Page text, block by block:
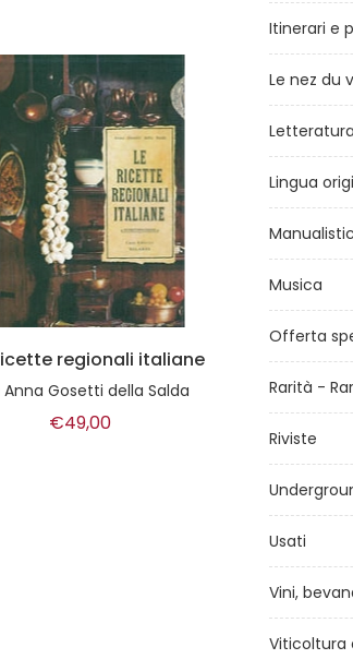
Slow Food dei
Regionali Italiani
diAA VV
Itinerari e
Le nez du
Letteratura
Lingua
Musica
Offerta
Rarità -
Riviste
Usati
Vini,
Viticoltura